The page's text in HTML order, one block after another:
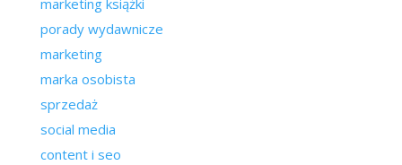
marketing książki
porady wydawnicze
marketing
marka osobista
sprzedaż
social media
content i seo